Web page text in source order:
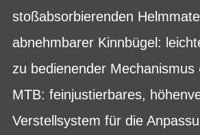
stoßabsorbierenden
abnehmbarer Kinnbügel:
zu bedienender
MTB: feinjustierbares,
Verstellsystem für die